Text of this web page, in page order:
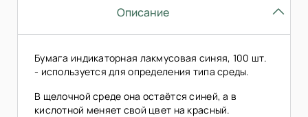
Описание
Бумага индикаторная лакмусовая синяя, 100 шт.
- используется для определения типа среды.
В щелочной среде она остаётся синей, а в
кислотной меняет свой цвет на красный.